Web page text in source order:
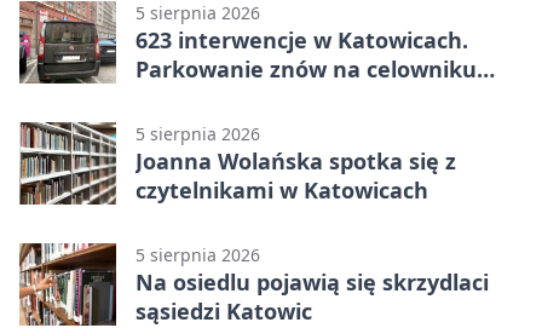
5 sierpnia 2026
623 interwencje w Katowicach.
Parkowanie znów na celowniku
5 sierpnia 2026
Joanna Wolańska spotka się z
czytelnikami w Katowicach
5 sierpnia 2026
Na osiedlu pojawią się skrzydlaci
sąsiedzi Katowic